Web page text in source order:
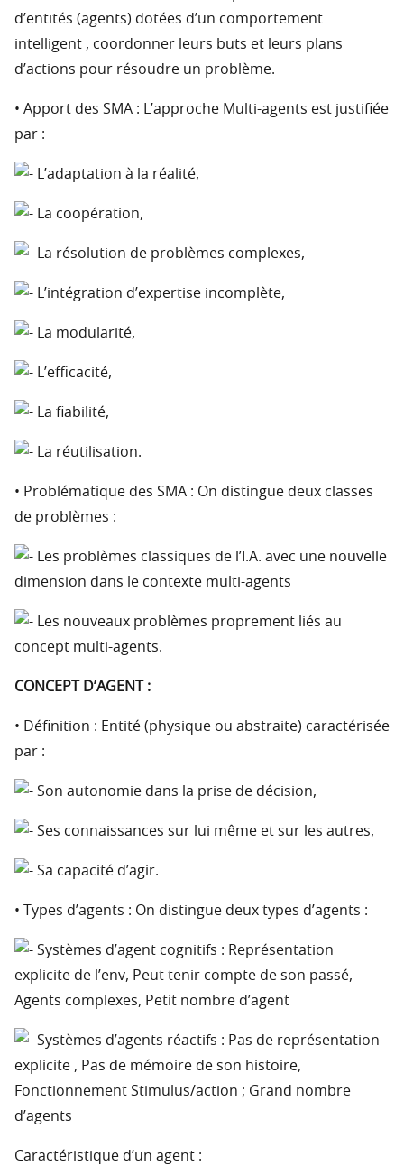
d’entités (agents) dotées d’un comportement
intelligent , coordonner leurs buts et leurs plans
d’actions pour résoudre un problème.
• Apport des SMA : L’approche Multi-agents est justifiée
par :
L’adaptation à la réalité,
La coopération,
La résolution de problèmes complexes,
L’intégration d’expertise incomplète,
La modularité,
L’efficacité,
La fiabilité,
La réutilisation.
• Problématique des SMA : On distingue deux classes
de problèmes :
Les problèmes classiques de l’I.A. avec une nouvelle
dimension dans le contexte multi-agents
Les nouveaux problèmes proprement liés au
concept multi-agents.
CONCEPT D’AGENT :
• Définition : Entité (physique ou abstraite) caractérisée
par :
Son autonomie dans la prise de décision,
Ses connaissances sur lui même et sur les autres,
Sa capacité d’agir.
• Types d’agents : On distingue deux types d’agents :
Systèmes d’agent cognitifs : Représentation
explicite de l’env, Peut tenir compte de son passé,
Agents complexes, Petit nombre d’agent
Systèmes d’agents réactifs : Pas de représentation
explicite , Pas de mémoire de son histoire,
Fonctionnement Stimulus/action ; Grand nombre
d’agents
Caractéristique d’un agent :